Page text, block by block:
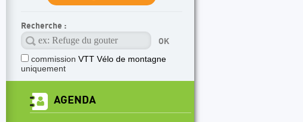
Recherche :
commission VTT Vélo de montagne
uniquement
AGENDA